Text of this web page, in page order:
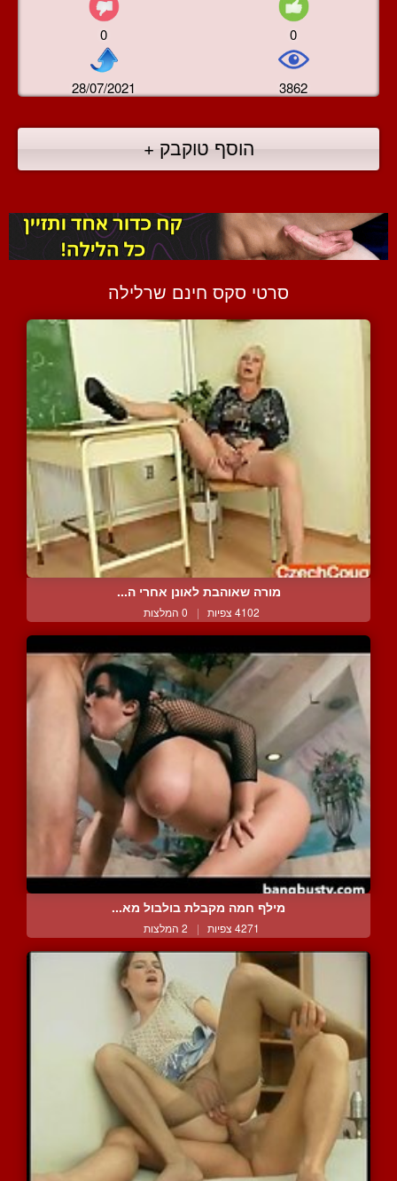
0 0
28/07/2021 3862
הוסף טוקבק +
סרטי סקס חינם שרלילה
מורה שאוהבת לאונן אחרי ה...
4102 צפיות | 0 המלצות
מילף חמה מקבלת בולבול מא...
4271 צפיות | 2 המלצות